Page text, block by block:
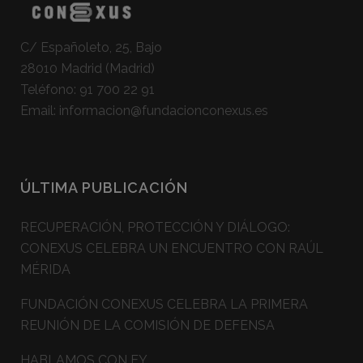
C/ Españoleto, 25, Bajo
28010 Madrid (Madrid)
Teléfono: 91 700 22 91
Email: informacion@fundacionconexus.es
ÚLTIMA PUBLICACIÓN
RECUPERACIÓN, PROTECCIÓN Y DIÁLOGO:
CONEXUS CELEBRA UN ENCUENTRO CON RAÚL
MÉRIDA
FUNDACIÓN CONEXUS CELEBRA LA PRIMERA
REUNIÓN DE LA COMISIÓN DE DEFENSA